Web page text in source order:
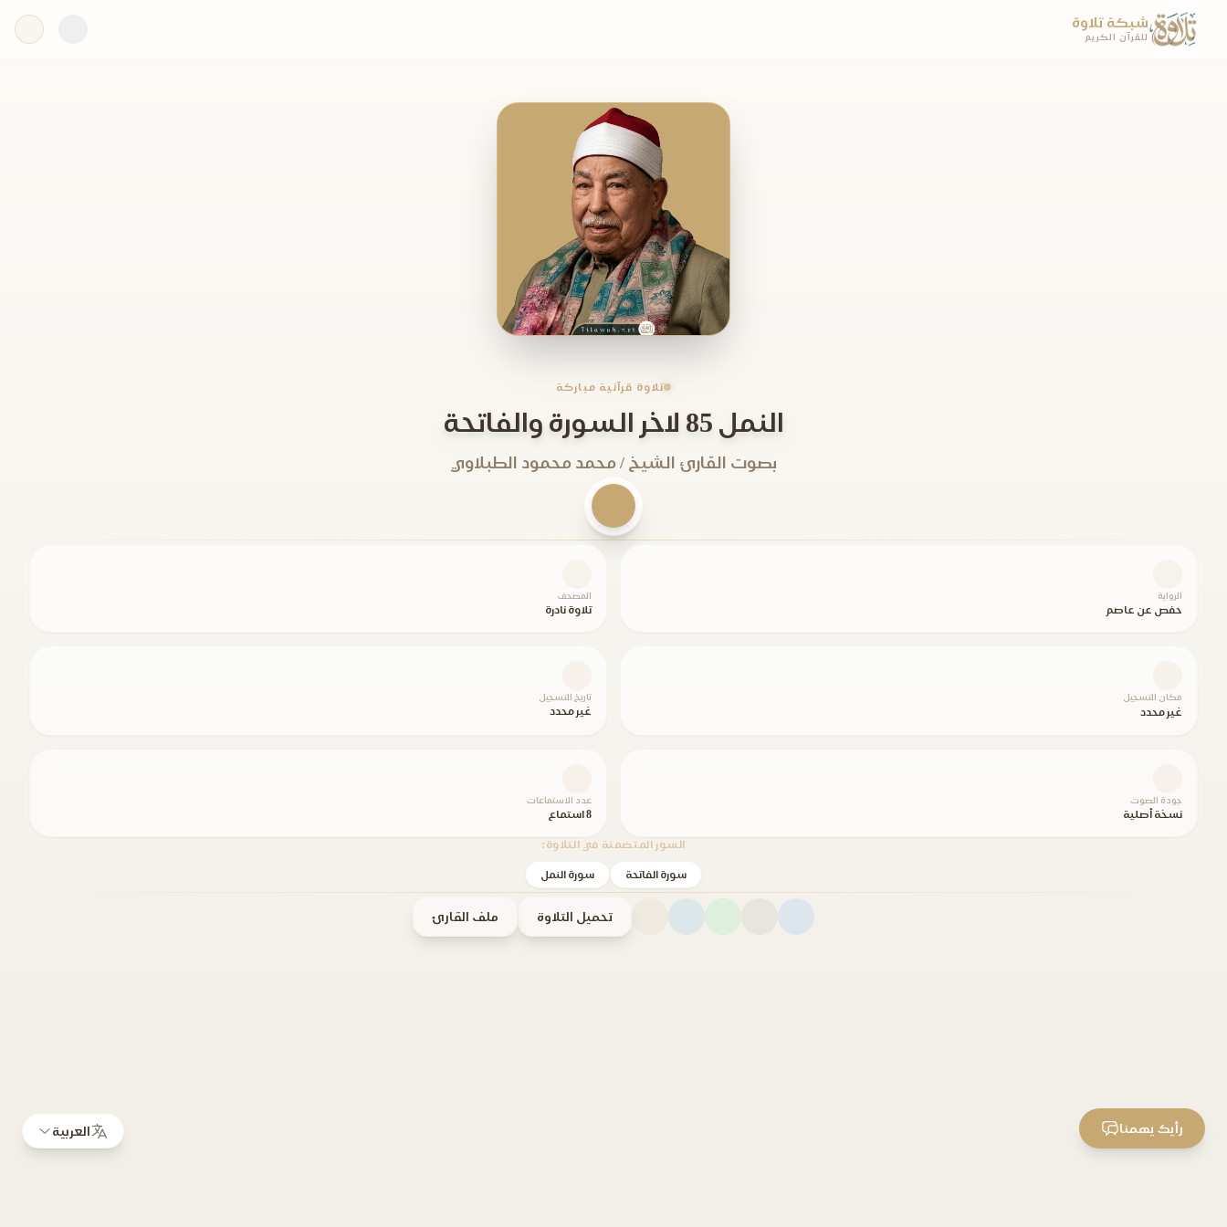
شبكة تلاوة
للقرآن الكريم
تلاوة قرآنية مباركة
النمل 85 لاخر السورة والفاتحة
بصوت القارئ الشيخ / محمد محمود الطبلاوي
الرواية
حفص عن عاصم
المصحف
تلاوة نادرة
مكان التسجيل
غير محدد
تاريخ التسجيل
غير محدد
جودة الصوت
نسخة أصلية
عدد الاستماعات
8 استماع
السور المتضمنة في التلاوة:
سورة الفاتحة سورة النمل
تحميل التلاوة ملف القارئ
العربية رأيك يهمنا